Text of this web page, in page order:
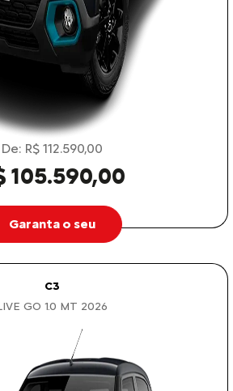
De: R$ 112.590,00
105.590,00
Garanta o seu
C3
GO 1.0 MT 2026